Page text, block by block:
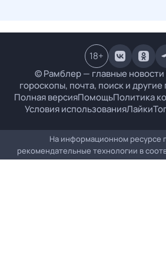
© Рамблер — главные
гороскопы, почта, поиск и
Полная версияПомощьПолитика
Условия использованияЛайки
18+
На информационном ресурсе
рекомендательные технологии в